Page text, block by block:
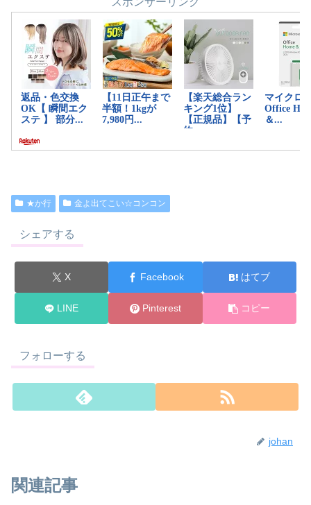
★か行 金よ出てこい☆コンコン
シェアする
X Facebook はてブ
LINE Pinterest コピー
フォローする
johan
関連記事